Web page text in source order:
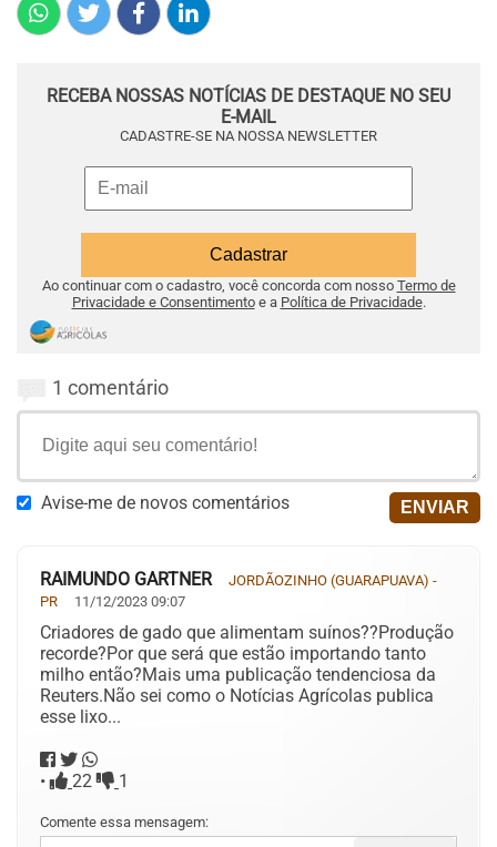
RECEBA NOSSAS NOTÍCIAS DE DESTAQUE NO SEU
E-MAIL
CADASTRE-SE NA NOSSA NEWSLETTER
Ao continuar com o cadastro, você concorda com nosso Termo de
Privacidade e Consentimentoe a Política de Privacidade.
1 comentário
Avise-me de novos comentários
RAIMUNDO GARTNER
JORDÃOZINHO (GUARAPUAVA) -
PR
11/12/2023 09:07
Criadores de gado que alimentam suínos??Produção
recorde?Por que será que estão importando tanto
milho então?Mais uma publicação tendenciosa da
Reuters.Não sei como o Notícias Agrícolas publica
esse lixo...
• 22 1
Comente essa mensagem: